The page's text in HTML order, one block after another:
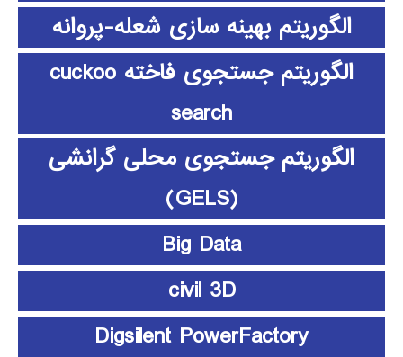
الگوریتم بهینه سازی شعله-پروانه
الگوریتم جستجوی فاخته cuckoo
search
الگوریتم جستجوی محلی گرانشی
(GELS)
Big Data
civil 3D
Digsilent PowerFactory